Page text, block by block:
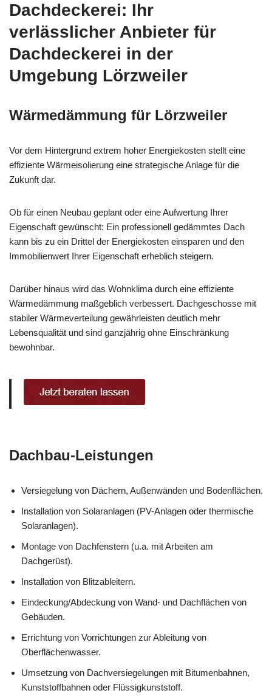
Dachdeckerei: Ihr
verlässlicher Anbieter für
Dachdeckerei in der
Umgebung Lörzweiler
Wärmedämmung für Lörzweiler
Vor dem Hintergrund extrem hoher Energiekosten stellt eine
effiziente Wärmeisolierung eine strategische Anlage für die
Zukunft dar.
Ob für einen Neubau geplant oder eine Aufwertung Ihrer
Eigenschaft gewünscht: Ein professionell gedämmtes Dach
kann bis zu ein Drittel der Energiekosten einsparen und den
Immobilienwert Ihrer Eigenschaft erheblich steigern.
Darüber hinaus wird das Wohnklima durch eine effiziente
Wärmedämmung maßgeblich verbessert. Dachgeschosse mit
stabiler Wärmeverteilung gewährleisten deutlich mehr
Lebensqualität und sind ganzjährig ohne Einschränkung
bewohnbar.
Dachbau-Leistungen
Versiegelung von Dächern, Außenwänden und Bodenflächen.
Installation von Solaranlagen (PV-Anlagen oder thermische
Solaranlagen).
Montage von Dachfenstern (u.a. mit Arbeiten am
Dachgerüst).
Installation von Blitzableitern.
Eindeckung/Abdeckung von Wand- und Dachflächen von
Gebäuden.
Errichtung von Vorrichtungen zur Ableitung von
Oberflächenwasser.
Umsetzung von Dachversiegelungen mit Bitumenbahnen,
Kunststoffbahnen oder Flüssigkunststoff.